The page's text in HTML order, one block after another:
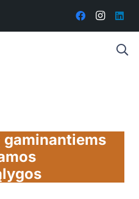
gaminantiems